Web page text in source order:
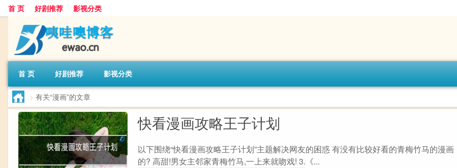
首 页 好剧推荐 影视分类
首 页 好剧推荐 影视分类
> 有关“漫画”的文章
快看漫画攻略王子计划
以下围绕“快看漫画攻略王子计划”主题解决网友的困惑 有没有比较好看的青梅竹马的漫画
的? 高甜!男女主邻家青梅竹马,一上来就吻戏! 3.《...